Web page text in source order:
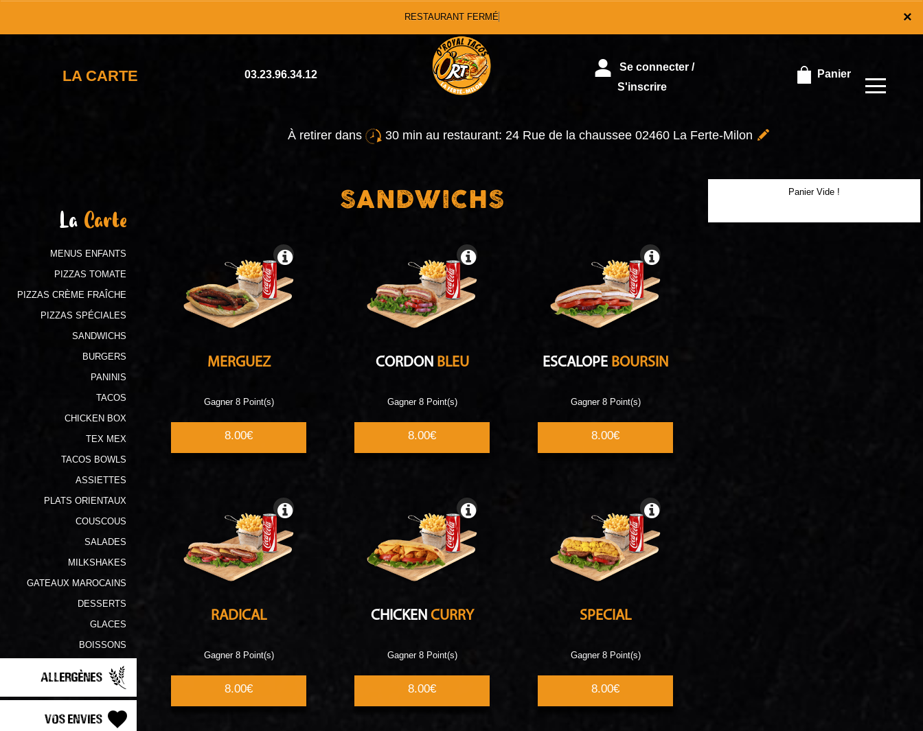
×
R
À retirer dans 30 min au restaurant: 24 Rue de la chaussee 02460 La Ferte-Milon
LA CARTE 03.23.96.34.12
Se connecter /
S'inscrire
Panier
×
La Carte
MENUS ENFANTS
PIZZAS TOMATE
PIZZAS CRÈME FRAÎCHE
PIZZAS SPÉCIALES
SANDWICHS
BURGERS
PANINIS
TACOS
CHICKEN BOX
TEX MEX
TACOS BOWLS
ASSIETTES
PLATS ORIENTAUX
COUSCOUS
SALADES
MILKSHAKES
GATEAUX MAROCAINS
DESSERTS
GLACES
BOISSONS
Allergènes
Vos Envies
SANDWICHS
MERGUEZ
Gagner 8 Point(s)
8.00€
CORDONBLEU
Gagner 8 Point(s)
8.00€
ESCALOPE BOURSIN
Gagner 8 Point(s)
8.00€
RADICAL
Gagner 8 Point(s)
8.00€
CHICKENCURRY
Gagner 8 Point(s)
8.00€
SPECIAL
Gagner 8 Point(s)
8.00€
Panier Vide !